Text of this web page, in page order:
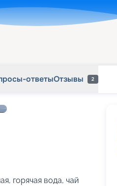
ответыОтзывы 2
горячая вода, чай